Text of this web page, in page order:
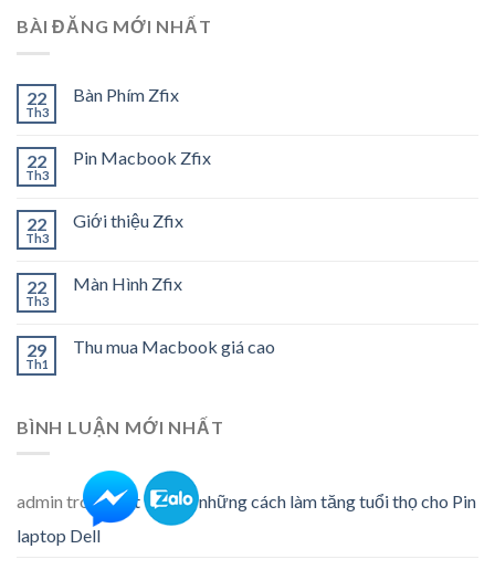
BÀI ĐĂNG MỚI NHẤT
22
Th3
Bàn Phím Zfix
22
Th3
Pin Macbook Zfix
22
Th3
Giới thiệu Zfix
22
Th3
Màn Hình Zfix
29
Th1
Thu mua Macbook giá cao
BÌNH LUẬN MỚI NHẤT
admin trongTất tần tật những cách làm tăng tuổi thọ cho Pin
laptop Dell